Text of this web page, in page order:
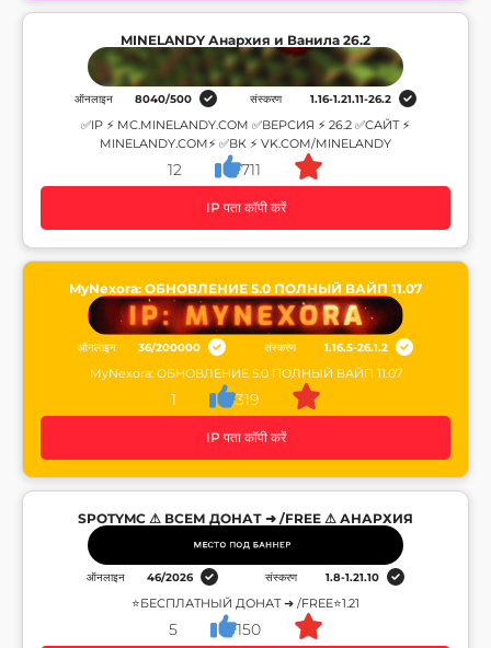
MINELANDY Анархия и Ванила 26.2
ऑनलाइन 8040/500 संस्करण 1.16-1.21.11-26.2
✅IP ⚡ MC.MINELANDY.COM ✅ВЕРСИЯ ⚡ 26.2 ✅САЙТ ⚡
MINELANDY.COM⚡ ✅ВК ⚡ VK.COM/MINELANDY
12 711
IP पता कॉपी करें
MyNexora: ОБНОВЛЕНИЕ 5.0 ПОЛНЫЙ ВАЙП 11.07
ऑनलाइन 36/200000 संस्करण 1.16.5-26.1.2
MyNexora: ОБНОВЛЕНИЕ 5.0 ПОЛНЫЙ ВАЙП 11.07
1 319
IP पता कॉपी करें
SPOTYMC ⚠ ВСЕМ ДОНАТ ➜ /FREE ⚠ АНАРХИЯ
ऑनलाइन 46/2026 संस्करण 1.8-1.21.10
⭐БЕСПЛАТНЫЙ ДОНАТ ➜ /FREE⭐1.21
5 150